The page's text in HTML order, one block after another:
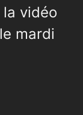
vidéo
mardi